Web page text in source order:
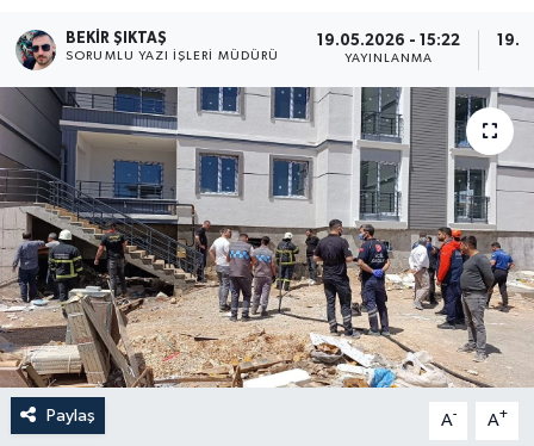
BEKIR ŞIKTAŞ
SORUMLU YAZI İŞLERI MÜDÜRÜ
19.05.2026 - 15:22
YAYINLANMA
Paylaş A- A+